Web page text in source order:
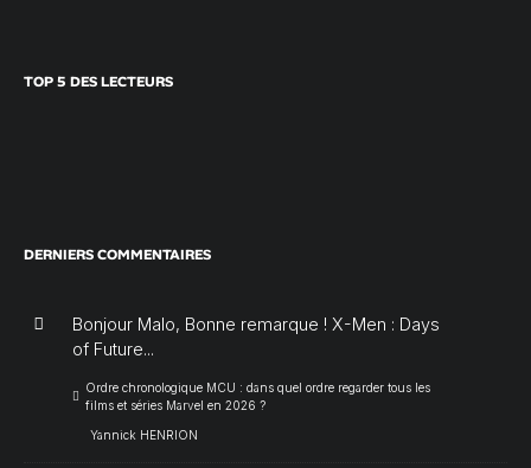
TOP 5 DES LECTEURS
DERNIERS COMMENTAIRES
Bonjour Malo, Bonne remarque ! X-Men : Days
of Future...
Ordre chronologique MCU : dans quel ordre regarder tous les
films et séries Marvel en 2026 ?
Yannick HENRION